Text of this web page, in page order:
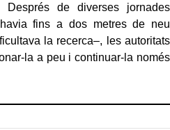
Després de diverses jornades
fins a dos metres de neu
la recerca–, les autoritats
la a peu i continuar-la només